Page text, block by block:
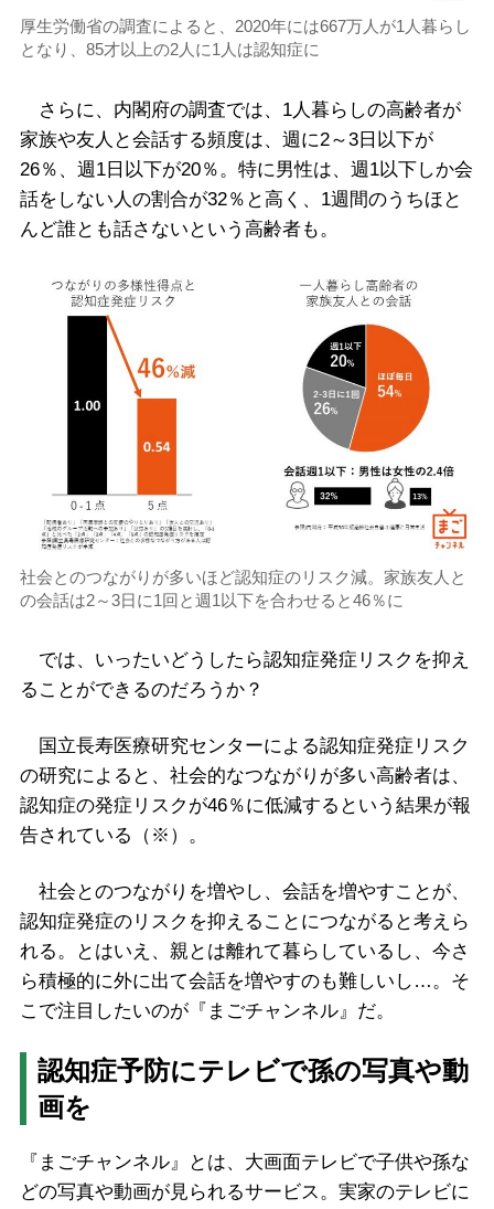
厚生労働省の調査によると、2020年には667万人が1人暮らし
となり、85才以上の2人に1人は認知症に
さらに、内閣府の調査では、1人暮らしの高齢者が
家族や友人と会話する頻度は、週に2～3日以下が
26％、週1日以下が20％。特に男性は、週1以下しか会
話をしない人の割合が32％と高く、1週間のうちほと
んど誰とも話さないという高齢者も。
社会とのつながりが多いほど認知症のリスク減。家族友人と
の会話は2～3日に1回と週1以下を合わせると46％に
では、いったいどうしたら認知症発症リスクを抑え
ることができるのだろうか？
国立長寿医療研究センターによる認知症発症リスク
の研究によると、社会的なつながりが多い高齢者は、
認知症の発症リスクが46％に低減するという結果が報
告されている（※）。
社会とのつながりを増やし、会話を増やすことが、
認知症発症のリスクを抑えることにつながると考えら
れる。とはいえ、親とは離れて暮らしているし、今さ
ら積極的に外に出て会話を増やすのも難しいし…。そ
こで注目したいのが『まごチャンネル』だ。
認知症予防にテレビで孫の写真や動
画を
『まごチャンネル』とは、大画面テレビで子供や孫な
どの写真や動画が見られるサービス。実家のテレビに